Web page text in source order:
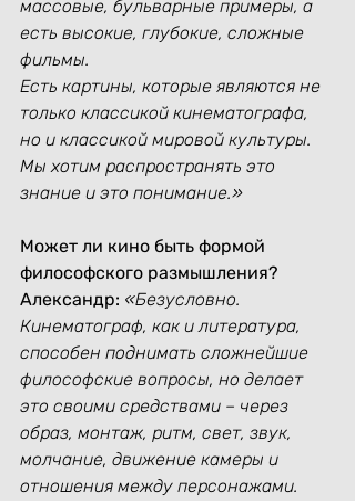
массовые, бульварные примеры, а
есть высокие, глубокие, сложные
фильмы.
Есть картины, которые являются не
только классикой кинематографа,
но и классикой мировой культуры.
Мы хотим распространять это
знание и это понимание.»
Может ли кино быть формой
философского размышления?
Александр: «Безусловно.
Кинематограф, как и литература,
способен поднимать сложнейшие
философские вопросы, но делает
это своими средствами – через
образ, монтаж, ритм, свет, звук,
молчание, движение камеры и
отношения между персонажами.